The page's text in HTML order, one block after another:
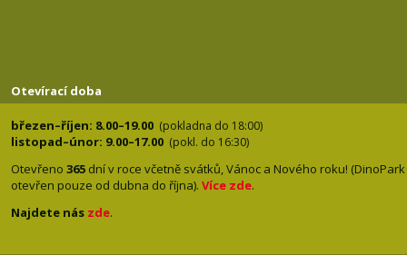
Otevírací doba
březen–říjen: 8.00–19.00 (pokladna do 18:00)
listopad–únor: 9.00–17.00 (pokl. do 16:30)
Otevřeno 365 dní v roce včetně svátků, Vánoc a Nového roku! (DinoPark
otevřen pouze od dubna do října). Více zde.
Najdete nás zde.